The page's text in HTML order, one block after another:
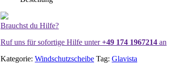
Akustik
+
Sens
Menge
Brauchst du Hilfe?
Ruf uns für sofortige Hilfe unter+49 174 1967214 an
Kategorie: Windschutzscheibe Tag: Glavista